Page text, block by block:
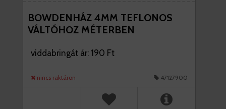
BOWDENHÁZ 4MM TEFLONOS
VÁLTÓHOZ MÉTERBEN
viddabringát ár: 190 Ft
nincs raktáron 47127900